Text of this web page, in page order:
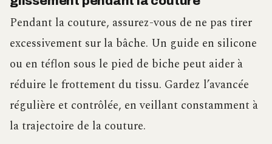
Pendant la couture, assurez-vous de ne pas tirer
excessivement sur la bâche. Un guide en silicone
ou en téflon sous le pied de biche peut aider à
réduire le frottement du tissu. Gardez l’avancée
régulière et contrôlée, en veillant constamment à
la trajectoire de la couture.